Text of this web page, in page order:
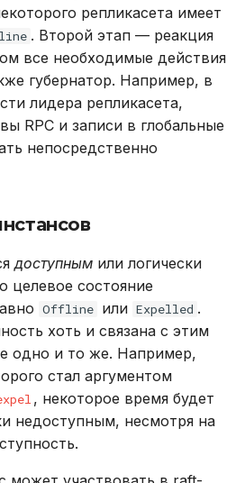
репликасета имеет
. Второй этап — реакция
все необходимые действия
губернатор. Например, в
лидера репликасета,
RPC и записи в глобальные
непосредственно
доступным или логически
целевое состояние
Offline или Expelled .
хоть и связана с этим
одно и то же. Например,
стал аргументом
, некоторое время будет
недоступным, несмотря на